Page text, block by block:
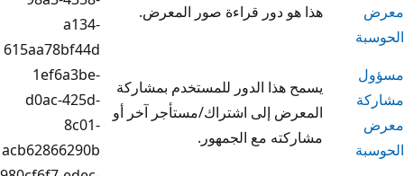
دور قراءة صور المعرض.
a134-
هذا الدور للمستخدم بمشاركة
إلى اشتراك/مستأجر آخر أو
مع الجمهور.
d0ac-425d-
8c01-
acb62866290b